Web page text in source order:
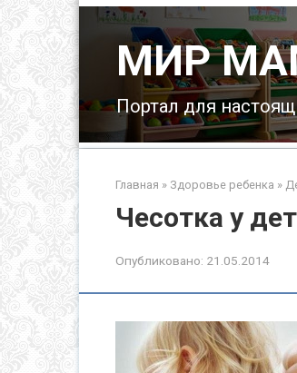
МИР
Портал для
Главная » Здоровье ребенка »
Чесотка у
Опубликовано: 21.05.2014